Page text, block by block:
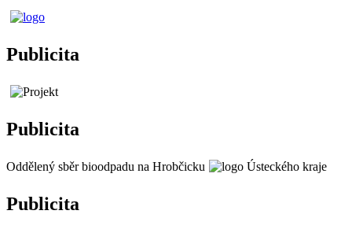
Publicita
Publicita
Oddělený sběr bioodpadu na Hrobčicku
Publicita